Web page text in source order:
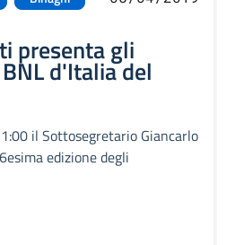
presenta gli
d'Italia del
il Sottosegretario Giancarlo
edizione degli